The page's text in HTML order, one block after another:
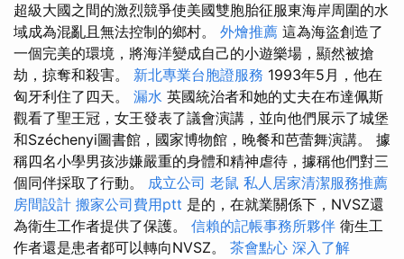
超級大國之間的激烈競爭使美國雙胞胎征服東海岸周圍的水
域成為混亂且無法控制的鄉村。 外燴推薦 這為海盜創造了
一個完美的環境，將海洋變成自己的小遊樂場，顯然被搶
劫，掠奪和殺害。 新北專業台胞證服務 1993年5月，他在
匈牙利住了四天。 漏水 英國統治者和她的丈夫在布達佩斯
觀看了聖王冠，女王發表了議會演講，並向他們展示了城堡
和Széchenyi圖書館，國家博物館，晚餐和芭蕾舞演講。 據
稱四名小學男孩涉嫌嚴重的身體和精神虐待，據稱他們對三
個同伴採取了行動。 成立公司 老鼠 私人居家清潔服務推薦
房間設計 搬家公司費用ptt 是的，在就業關係下，NVSZ還
為衛生工作者提供了保護。 信賴的記帳事務所夥伴 衛生工
作者還是患者都可以轉向NVSZ。 茶會點心 深入了解